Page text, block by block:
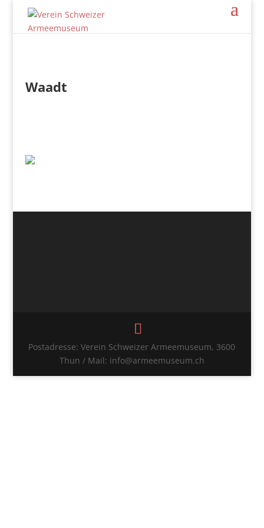
Waadt
Postadresse: Verein Schweizer Armeemuseum, 3600
Thun / Mail: info@armeemuseum.ch